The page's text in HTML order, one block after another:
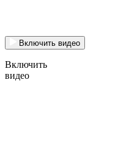
Включить видео
Включить
видео